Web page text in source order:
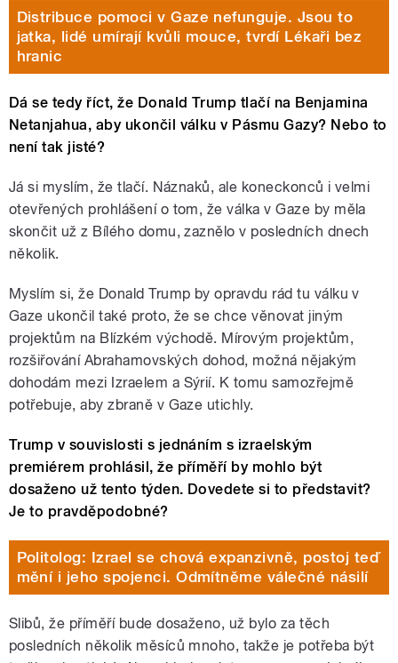
Distribuce pomoci v Gaze nefunguje. Jsou to
jatka, lidé umírají kvůli mouce, tvrdí Lékaři bez
hranic
Dá se tedy říct, že Donald Trump tlačí na Benjamina
Netanjahua, aby ukončil válku v Pásmu Gazy? Nebo to
není tak jisté?
Já si myslím, že tlačí. Náznaků, ale koneckonců i velmi
otevřených prohlášení o tom, že válka v Gaze by měla
skončit už z Bílého domu, zaznělo v posledních dnech
několik.
Myslím si, že Donald Trump by opravdu rád tu válku v
Gaze ukončil také proto, že se chce věnovat jiným
projektům na Blízkém východě. Mírovým projektům,
rozšiřování Abrahamovských dohod, možná nějakým
dohodám mezi Izraelem a Sýrií. K tomu samozřejmě
potřebuje, aby zbraně v Gaze utichly.
Trump v souvislosti s jednáním s izraelským
premiérem prohlásil, že příměří by mohlo být
dosaženo už tento týden. Dovedete si to představit?
Je to pravděpodobné?
Politolog: Izrael se chová expanzivně, postoj teď
mění i jeho spojenci. Odmítněme válečné násilí
Slibů, že příměří bude dosaženo, už bylo za těch
posledních několik měsíců mnoho, takže je potřeba být